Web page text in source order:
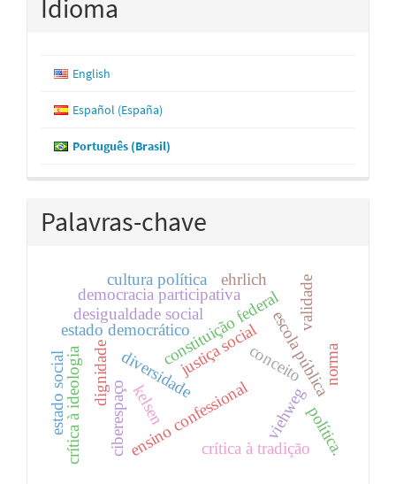
Idioma
English
Español (España)
Português (Brasil)
Palavras-chave
ciberespaçoensino confessional
constituição federal
estado democrático
desigualdade social
democracia participativa
escola pública
diversidade
cultura política
crítica à ideologia crítica à tradição
conceito
justiça social
dignidade
viehweg
estado social kelsen
ehrlich validade
norma
política.